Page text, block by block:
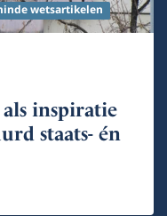
wetsartikelen
als inspiratie
staats- én